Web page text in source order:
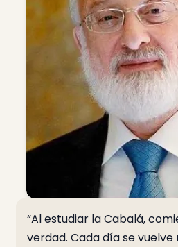
“Al estudiar la Cabalá,
verdad. Cada día se vuelve